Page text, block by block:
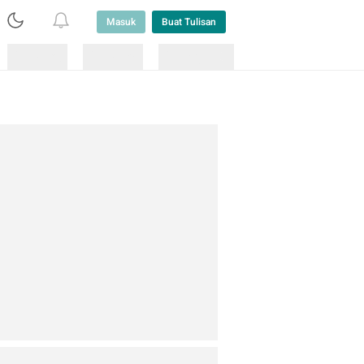
Masuk Buat Tulisan